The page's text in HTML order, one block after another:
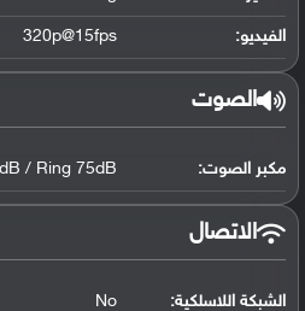
الفيديو: 320p@15fps
الصوت
مكبر الصوت: / Ring 75dB
الاتصال
الشبكة اللاسلكية: No